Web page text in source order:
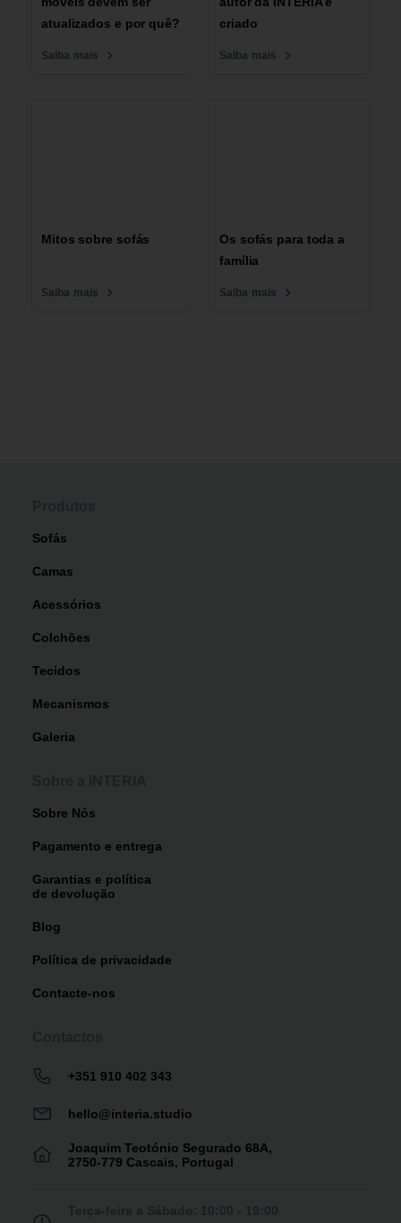
atualizados e por quê?
Saiba mais
criado
Saiba mais
Mitos sobre sofás
Saiba mais
Os sofás para toda a
família
Saiba mais
Sofás
Camas
Acessórios
Colchões
Tecidos
Mecanismos
Galeria
Sobre Nós
Pagamento e entrega
Garantias e política
de devolução
Blog
Política de privacidade
Contacte-nos
+351 910 402 343
hello@interia.studio
Joaquim Teotónio Segurado 68A,
2750-779 Cascais, Portugal